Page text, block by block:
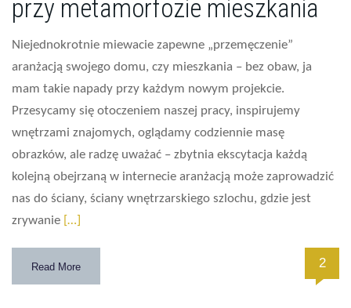
przy metamorfozie mieszkania
Niejednokrotnie miewacie zapewne „przemęczenie”
aranżacją swojego domu, czy mieszkania – bez obaw, ja
mam takie napady przy każdym nowym projekcie.
Przesycamy się otoczeniem naszej pracy, inspirujemy
wnętrzami znajomych, oglądamy codziennie masę
obrazków, ale radzę uważać – zbytnia ekscytacja każdą
kolejną obejrzaną w internecie aranżacją może zaprowadzić
nas do ściany, ściany wnętrzarskiego szlochu, gdzie jest
zrywanie […]
Read More 2